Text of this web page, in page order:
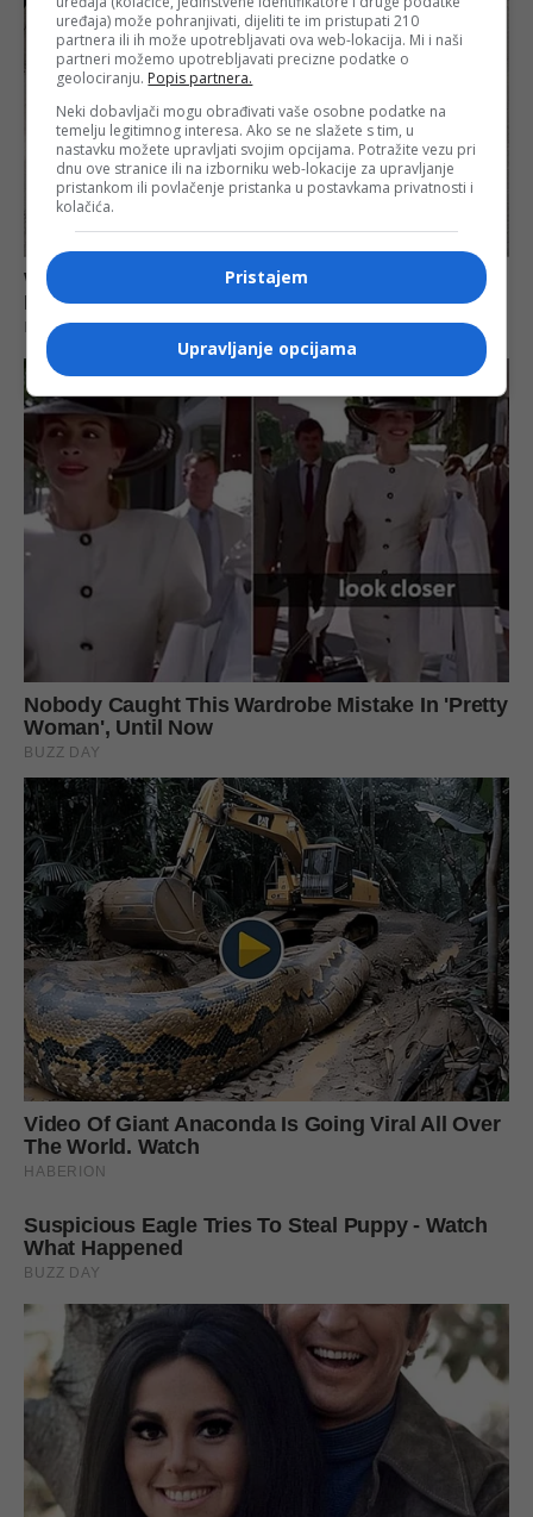
uređaja) može pohranjivati, dijeliti te im pristupati 210
partnera ili ih može upotrebljavati ova web-lokacija. Mi i naši
partneri možemo upotrebljavati precizne podatke o
geolociranju. Popis partnera.
Neki dobavljači mogu obrađivati vaše osobne podatke na
temelju legitimnog interesa. Ako se ne slažete s tim, u
nastavku možete upravljati svojim opcijama. Potražite vezu pri
dnu ove stranice ili na izborniku web-lokacije za upravljanje
pristankom ili povlačenje pristanka u postavkama privatnosti i
kolačića.
Pristajem
Upravljanje opcijama